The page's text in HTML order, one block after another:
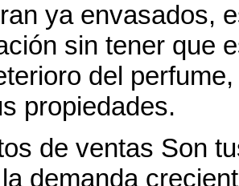
ya envasados,
sin tener que
del
propiedades.
de ventas Son
demanda